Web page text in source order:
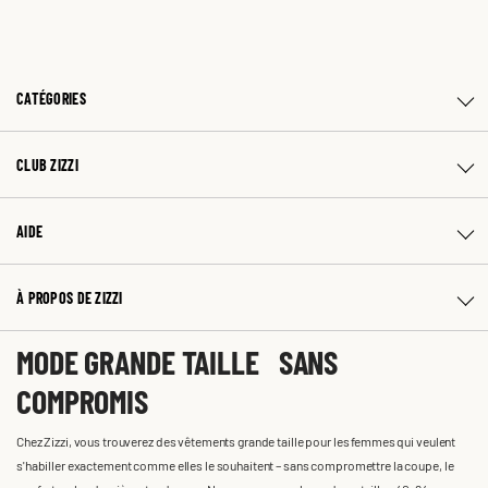
CATÉGORIES
CLUB ZIZZI
AIDE
À PROPOS DE ZIZZI
MODE GRANDE TAILLE SANS
COMPROMIS
Chez Zizzi, vous trouverez des vêtements grande taille pour les femmes qui veulent
s'habiller exactement comme elles le souhaitent – sans compromettre la coupe, le